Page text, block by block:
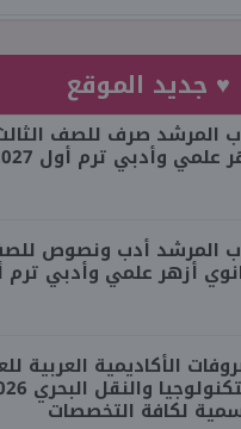
♥ جديد الموقع
المرشد صرف للصف
علمي وأدبي ترم أول 2027
المرشد أدب ونصوص
أزهر علمي وأدبي ترم أول
الأكاديمية العربية
لكافة التخصصات